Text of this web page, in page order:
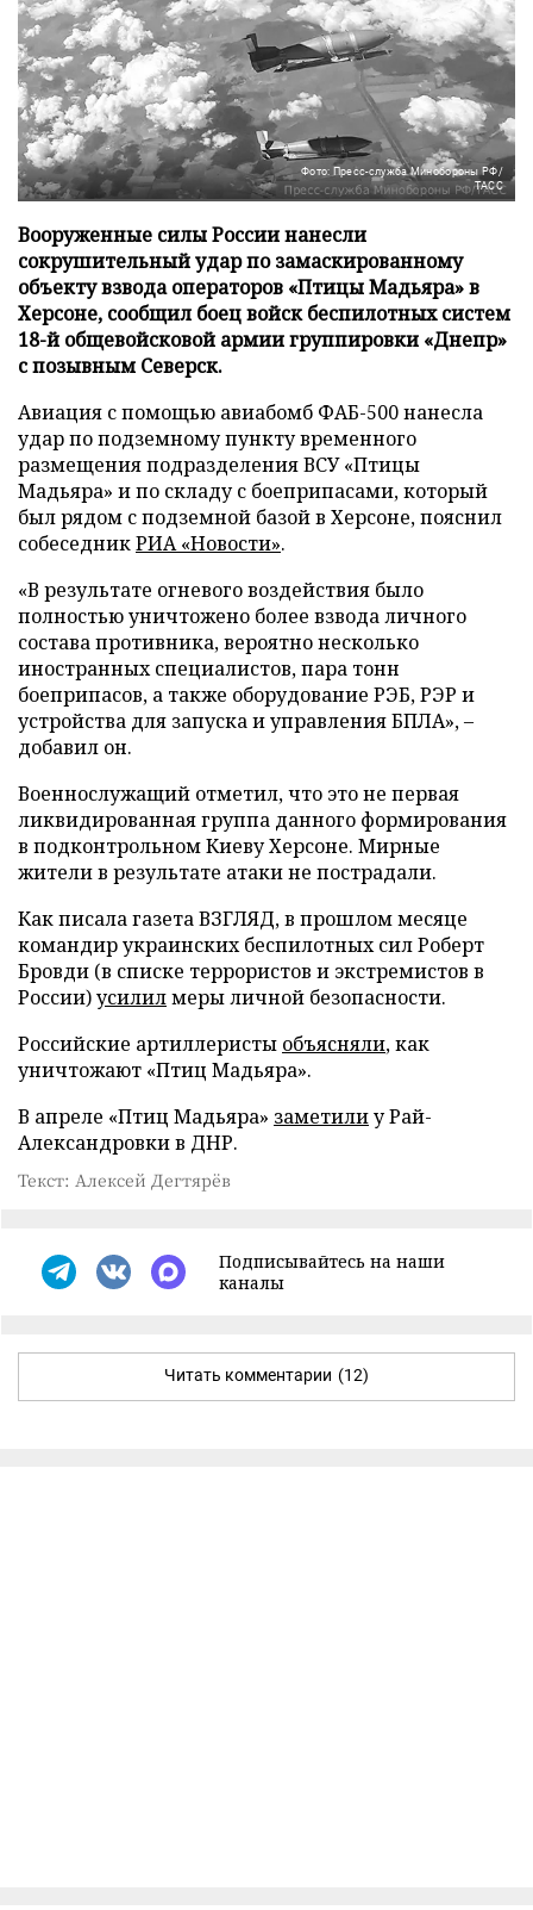
Фото: Пресс-служба Минобороны РФ/
ТАСС
Вооруженные силы России нанесли
сокрушительный удар по замаскированному
объекту взвода операторов «Птицы Мадьяра» в
Херсоне, сообщил боец войск беспилотных систем
18-й общевойсковой армии группировки «Днепр»
с позывным Северск.
Авиация с помощью авиабомб ФАБ-500 нанесла
удар по подземному пункту временного
размещения подразделения ВСУ «Птицы
Мадьяра» и по складу с боеприпасами, который
был рядом с подземной базой в Херсоне, пояснил
собеседникРИА «Новости».
«В результате огневого воздействия было
полностью уничтожено более взвода личного
состава противника, вероятно несколько
иностранных специалистов, пара тонн
боеприпасов, а также оборудование РЭБ, РЭР и
устройства для запуска и управления БПЛА», –
добавил он.
Военнослужащий отметил, что это не первая
ликвидированная группа данного формирования
в подконтрольном Киеву Херсоне. Мирные
жители в результате атаки не пострадали.
Как писала газета ВЗГЛЯД, в прошлом месяце
командир украинских беспилотных сил Роберт
Бровди (в списке террористов и экстремистов в
России)усилилмеры личной безопасности.
Российские артиллеристы объясняли, как
уничтожают «Птиц Мадьяра».
В апреле «Птиц Мадьяра» заметилиу Рай-
Александровки в ДНР.
Текст: Алексей Дегтярёв
Подписывайтесь на наши
каналы
Читать комментарии (12)